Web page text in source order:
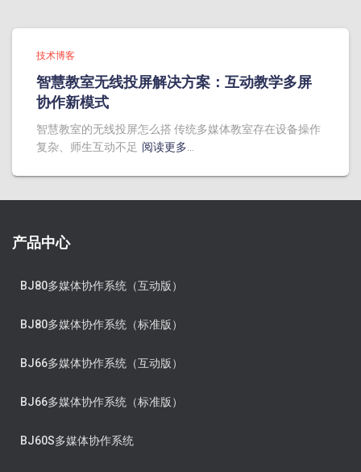
技术博客
智慧教室无线投屏解决方案：互动教学多屏
协作新模式
智慧教室的无线投屏怎么搭 传统多媒体教室存在设备操作
复杂、师生互动不足 阅读更多…
产品中心
BJ80多媒体协作系统（互动版）
BJ80多媒体协作系统（标准版）
BJ66多媒体协作系统（互动版）
BJ66多媒体协作系统（标准版）
BJ60S多媒体协作系统